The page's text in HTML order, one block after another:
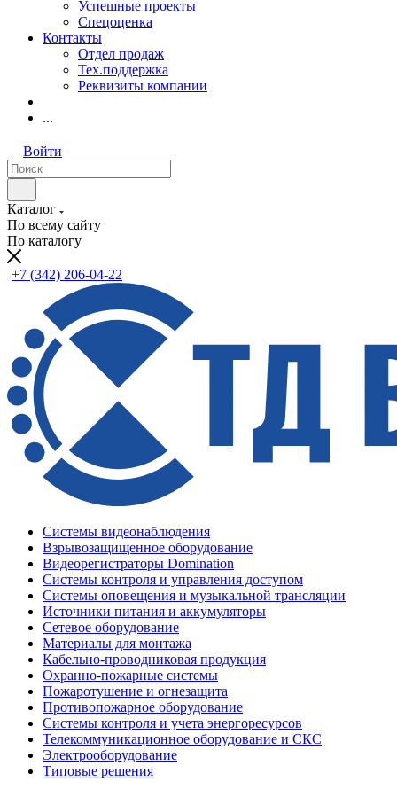
Успешные проекты
Спецоценка
Контакты
Отдел продаж
Тех.поддержка
Реквизиты компании
...
Войти
Каталог
По всему сайту
По каталогу
+7 (342) 206-04-22
Системы видеонаблюдения
Взрывозащищенное оборудование
Видеорегистраторы Domination
Системы контроля и управления доступом
Системы оповещения и музыкальной трансляции
Источники питания и аккумуляторы
Сетевое оборудование
Материалы для монтажа
Кабельно-проводниковая продукция
Охранно-пожарные системы
Пожаротушение и огнезащита
Противопожарное оборудование
Системы контроля и учета энергоресурсов
Телекоммуникационное оборудование и СКС
Электрооборудование
Типовые решения